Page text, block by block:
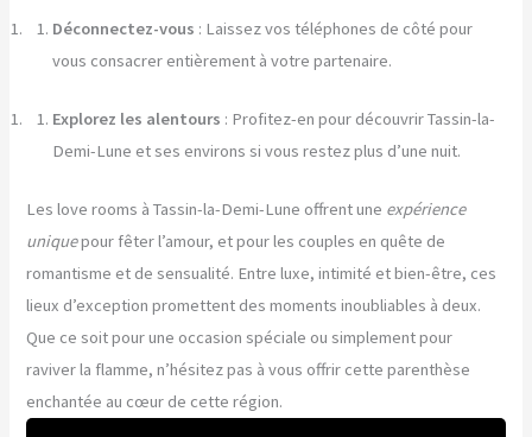
Déconnectez-vous : Laissez vos téléphones de côté pour
vous consacrer entièrement à votre partenaire.
Explorez les alentours : Profitez-en pour découvrir Tassin-la-
Demi-Lune et ses environs si vous restez plus d’une nuit.
Les love rooms à Tassin-la-Demi-Lune offrent une expérience
uniquepour fêter l’amour, et pour les couples en quête de
romantisme et de sensualité. Entre luxe, intimité et bien-être, ces
lieux d’exception promettent des moments inoubliables à deux.
Que ce soit pour une occasion spéciale ou simplement pour
raviver la flamme, n’hésitez pas à vous offrir cette parenthèse
enchantée au cœur de cette région.